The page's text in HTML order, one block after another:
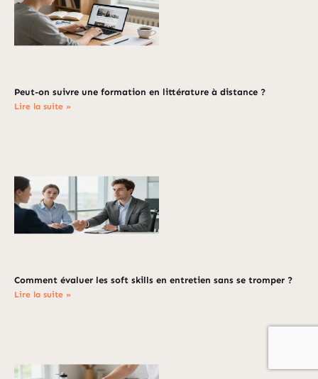
Peut-on suivre une formation en littérature à distance ?
Lire la suite »
Comment évaluer les soft skills en entretien sans se tromper ?
Lire la suite »